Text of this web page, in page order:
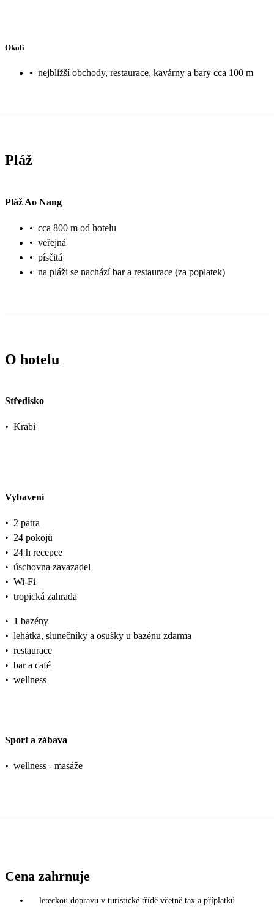
Okolí
• nejbližší obchody, restaurace, kavárny a bary cca 100 m
Pláž
Pláž Ao Nang
• cca 800 m od hotelu
• veřejná
• písčitá
• na pláži se nachází bar a restaurace (za poplatek)
O hotelu
Středisko
• Krabi
Vybavení
• 2 patra
• 24 pokojů
• 24 h recepce
• úschovna zavazadel
• Wi-Fi
• tropická zahrada
• 1 bazény
• lehátka, slunečníky a osušky u bazénu zdarma
• restaurace
• bar a café
• wellness
Sport a zábava
• wellness - masáže
Cena zahrnuje
leteckou dopravu v turistické třídě včetně tax a příplatků